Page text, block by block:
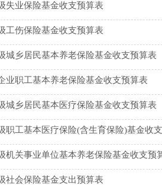
失业保险基金收支预算表
工伤保险基金收支预算表
城乡居民基本养老保险基金收支预算表
业职工基本养老保险基金收支预算表
城乡居民基本医疗保险基金收支预算表
职工基本医疗保险(含生育保险)基金收
机关事业单位基本养老保险基金收支预
社会保险基金支出预算表